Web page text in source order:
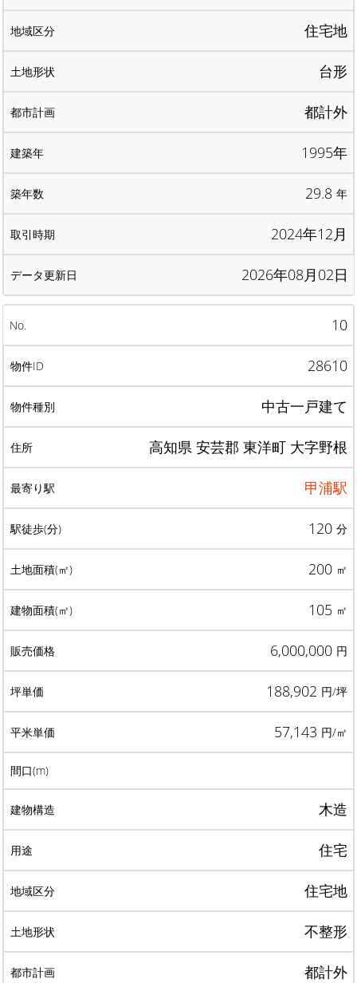
住宅地
台形
都計外
1995年
29.8 年
2024年12月
2026年08月02日
10
28610
中古一戸建て
高知県 安芸郡 東洋町 大字野根
甲浦駅
120 分
200 ㎡
105 ㎡
6,000,000 円
188,902 円/坪
57,143 円/㎡
木造
住宅
住宅地
不整形
都計外